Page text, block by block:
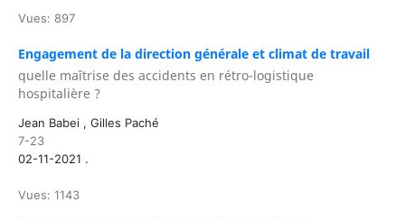
Vues: 897
Engagement de la direction générale et climat de travail
quelle maîtrise des accidents en rétro-logistique
hospitalière ?
Jean Babei , Gilles Paché
7-23
02-11-2021 .
Vues: 1143